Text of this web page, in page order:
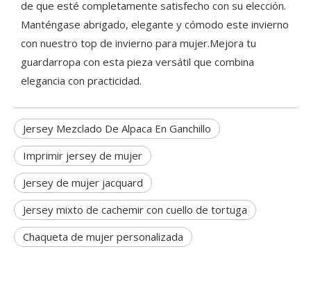
de que esté completamente satisfecho con su elección.
Manténgase abrigado, elegante y cómodo este invierno
con nuestro top de invierno para mujer.Mejora tu
guardarropa con esta pieza versátil que combina
elegancia con practicidad.
Jersey Mezclado De Alpaca En Ganchillo
Imprimir jersey de mujer
Jersey de mujer jacquard
Jersey mixto de cachemir con cuello de tortuga
Chaqueta de mujer personalizada